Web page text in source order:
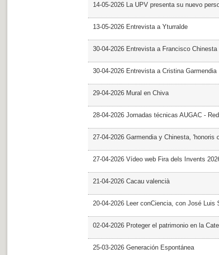
14-05-2026 La UPV presenta su nuevo
13-05-2026 Entrevista a Yturralde
30-04-2026 Entrevista a Francisco Chinesta
30-04-2026 Entrevista a Cristina Garmendia
29-04-2026 Mural en Chiva
28-04-2026 Jornadas técnicas AUGAC -
27-04-2026 Garmendia y Chinesta, 'honoris
27-04-2026 Vídeo web Fira dels Invents
21-04-2026 Cacau valencià
20-04-2026 Leer conCiencia, con José Luis
02-04-2026 Proteger el patrimonio en la
25-03-2026 Generación Espontánea